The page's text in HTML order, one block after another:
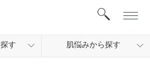
探す 肌悩みから探す